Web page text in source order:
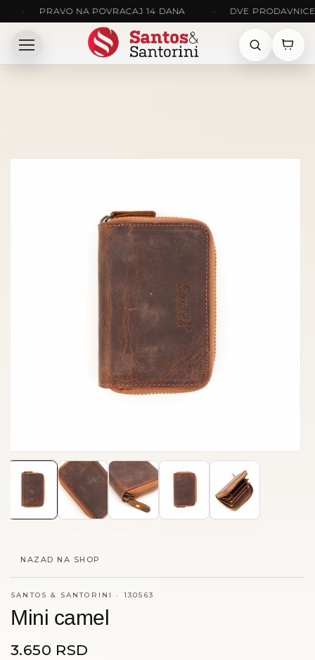
PRAVO NA POVRACAJ 14 DANA DVE PRODAVNICE: NIS
NAZAD NA SHOP
SANTOS & SANTORINI · 130563
Mini camel
3.650 RSD